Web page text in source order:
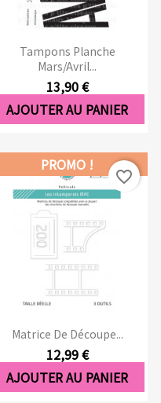
Tampons Planche
Mars/Avril...
13,90 €
AJOUTER AU PANIER
Matrice De Découpe...
12,99 €
AJOUTER AU PANIER
PROMO !
favorite_border